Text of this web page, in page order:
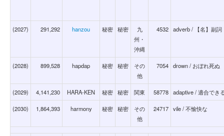
(2027) 291,292 hanzou 秘密 秘密
九
州・
沖縄
4532 adverb / 【名】副詞
(2028) 899,528 hapdap 秘密 秘密
その
他
7054 drown / おぼれ死ぬ
(2029) 4,141,230 HARA-KEN 秘密 秘密 関東 58778 adaptive / 適合でき
(2030) 1,864,393 harmony 秘密 秘密
その
他
24717 vile / 不愉快な